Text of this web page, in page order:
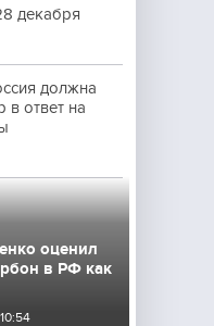
декабря
должна
в ответ на
оценил
в РФ как